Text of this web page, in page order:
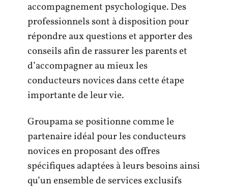
accompagnement psychologique. Des
professionnels sont à disposition pour
répondre aux questions et apporter des
conseils afin de rassurer les parents et
d’accompagner au mieux les
conducteurs novices dans cette étape
importante de leur vie.
Groupama se positionne comme le
partenaire idéal pour les conducteurs
novices en proposant des offres
spécifiques adaptées à leurs besoins ainsi
qu’un ensemble de services exclusifs